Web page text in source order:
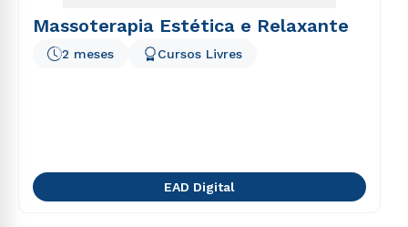
Massoterapia Estética e Relaxante
2 meses Cursos Livres
EAD Digital